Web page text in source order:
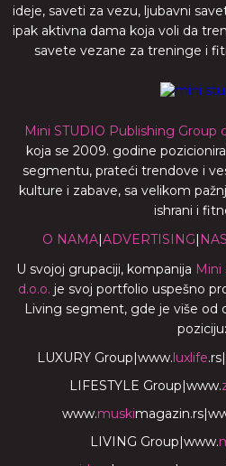
ideje, saveti za vezu, ljubavni
ipak aktivna dama koja voli da
savete vezane za treninge i
Mini STUDIO Publishing Group
koja se 2009. godine
segmentu, prateći trendove i
kulture i zabave, sa velikom
ishrani i
O NAMA|ADVERTISING|
U svojoj grupaciji, kompanija Mini
d.o.o. je svoj portfolio uspešno
Living segment, gde je više od
poziciju:
LUXURY Group|www.luxlife.rs|
LIFESTYLE Group|www.
www.muskimagazin.rs|
LIVING Group|www.